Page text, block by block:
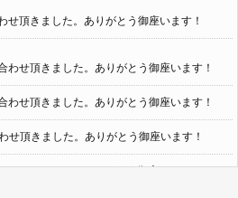
せ頂きました。ありがとう御座います！
わせ頂きました。ありがとう御座います！
わせ頂きました。ありがとう御座います！
せ頂きました。ありがとう御座います！
せ頂きました。ありがとう御座います！